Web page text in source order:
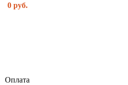
0 руб.
Оплата